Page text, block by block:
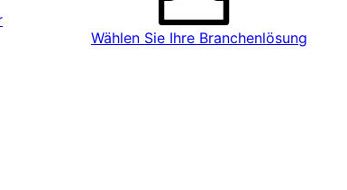
Wählen Sie Ihre Branchenlösung